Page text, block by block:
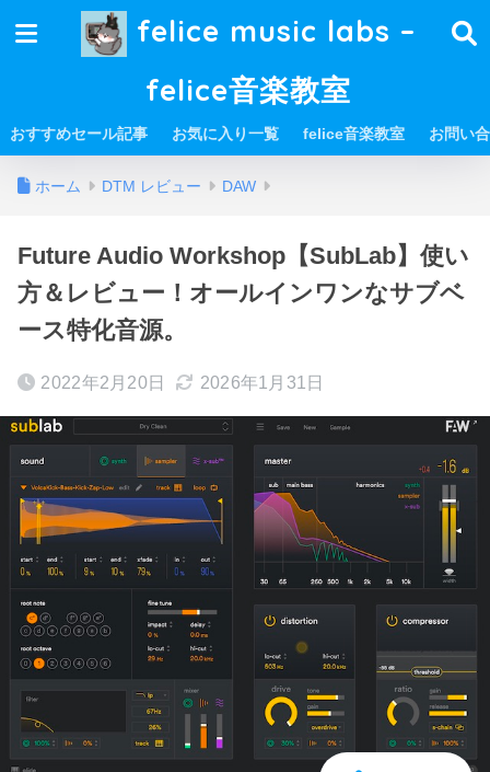
felice music labs –
felice音楽教室
おすすめセール記事 お気に入り一覧 felice音楽教室 お問い
ホーム DTM レビュー DAW
Future Audio Workshop【SubLab】使い
方＆レビュー！オールインワンなサブベ
ース特化音源。
2022年2月20日 2026年1月31日